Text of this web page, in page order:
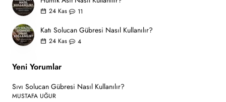
24 Kas 11
Katı Solucan Gübresi Nasıl Kullanılır?
24 Kas 4
Yeni Yorumlar
Sıvı Solucan Gübresi Nasıl Kullanılır?
MUSTAFA UĞUR